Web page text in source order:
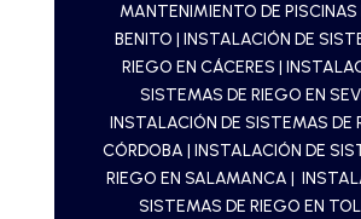
MANTENIMIENTO DE PISCINAS
BENITO | INSTALACIÓN DE
RIEGO EN CÁCERES |
SISTEMAS DE RIEGO EN
INSTALACIÓN DE SISTEMAS DE
CÓRDOBA |INSTALACIÓN DE
RIEGO EN SALAMANCA |
SISTEMAS DE RIEGO EN